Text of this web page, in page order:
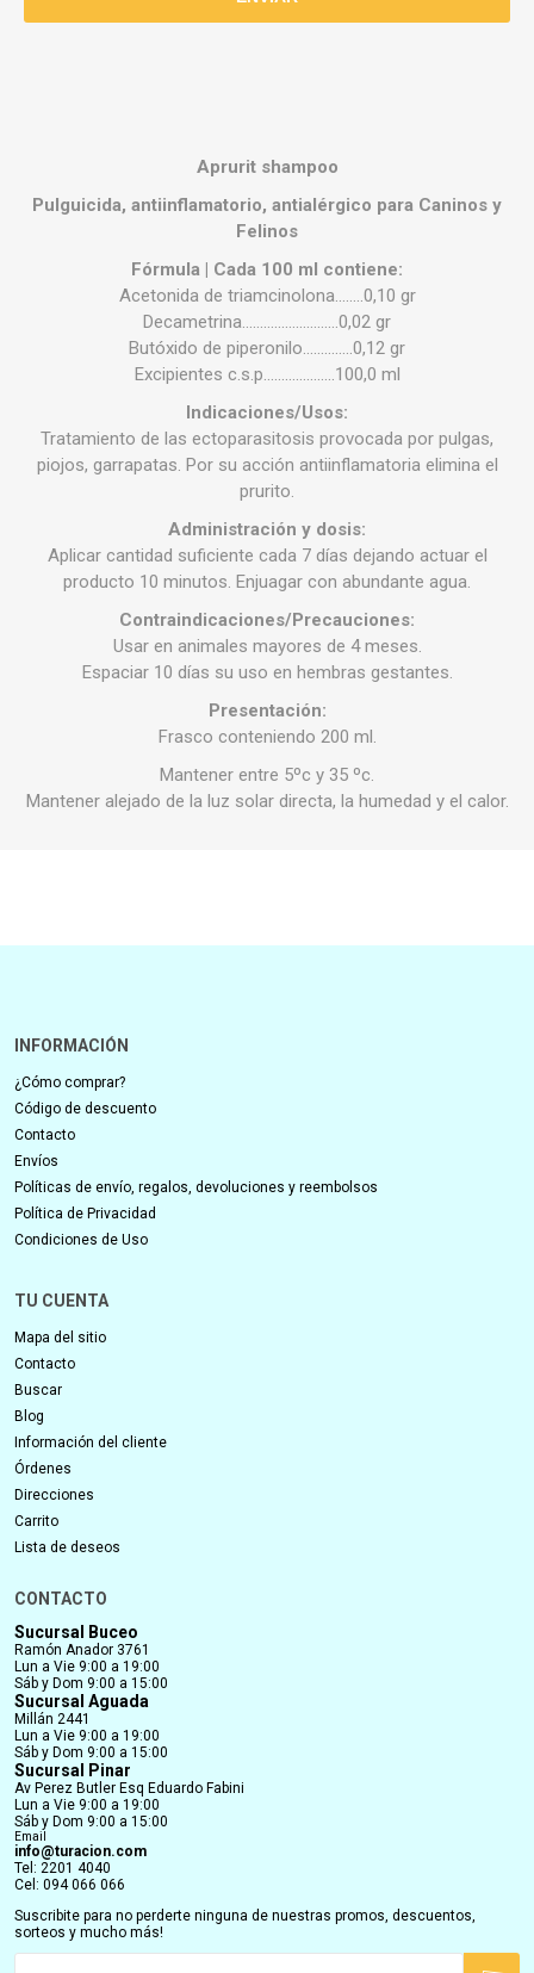
Aprurit shampoo
Pulguicida, antiinflamatorio, antialérgico para Caninos y
Felinos
Fórmula | Cada 100 ml contiene:
Acetonida de triamcinolona……..0,10 gr
Decametrina………………………0,02 gr
Butóxido de piperonilo…………..0,12 gr
Excipientes c.s.p………………..100,0 ml
Indicaciones/Usos:
Tratamiento de las ectoparasitosis provocada por pulgas,
piojos, garrapatas. Por su acción antiinflamatoria elimina el
prurito.
Administración y dosis:
Aplicar cantidad suficiente cada 7 días dejando actuar el
producto 10 minutos. Enjuagar con abundante agua.
Contraindicaciones/Precauciones:
Usar en animales mayores de 4 meses.
Espaciar 10 días su uso en hembras gestantes.
Presentación:
Frasco conteniendo 200 ml.
Mantener entre 5ºc y 35 ºc.
Mantener alejado de la luz solar directa, la humedad y el calor.
INFORMACIÓN
¿Cómo comprar?
Código de descuento
Contacto
Envíos
Políticas de envío, regalos, devoluciones y reembolsos
Política de Privacidad
Condiciones de Uso
TU CUENTA
Mapa del sitio
Contacto
Buscar
Blog
Información del cliente
Órdenes
Direcciones
Carrito
Lista de deseos
CONTACTO
Sucursal Buceo
Ramón Anador 3761
Lun a Vie 9:00 a 19:00
Sáb y Dom 9:00 a 15:00
Sucursal Aguada
Millán 2441
Lun a Vie 9:00 a 19:00
Sáb y Dom 9:00 a 15:00
Sucursal Pinar
Av Perez Butler Esq Eduardo Fabini
Lun a Vie 9:00 a 19:00
Sáb y Dom 9:00 a 15:00
Email
info@turacion.com
Tel: 2201 4040
Cel: 094 066 066
Suscribite para no perderte ninguna de nuestras promos, descuentos,
sorteos y mucho más!